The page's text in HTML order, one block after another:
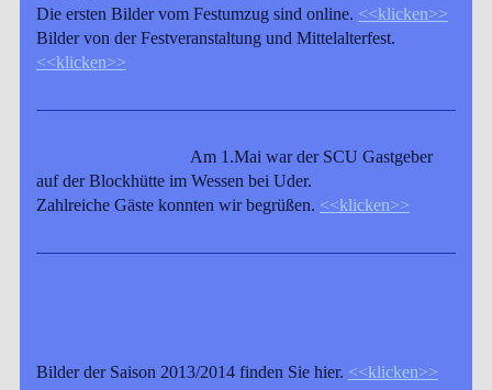
Die ersten Bilder vom Festumzug sind online. <<klicken>>
Bilder von der Festveranstaltung und Mittelalterfest.
<<klicken>>
Am 1.Mai war der SCU Gastgeber
auf der Blockhütte im Wessen bei Uder.
Zahlreiche Gäste konnten wir begrüßen. <<klicken>>
Bilder der Saison 2013/2014 finden Sie hier. <<klicken>>